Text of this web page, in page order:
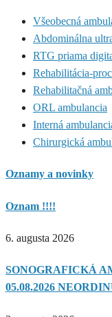
Všeobecná
Abdominálna
RTG priama
Rehabilitácia-
Rehabilitačná
ORL ambulancia
Interná
Chirurgická
Oznamy a novinky
Oznam !!!!
6. augusta 2026
SONOGRAFICKÁ
05.08.2026